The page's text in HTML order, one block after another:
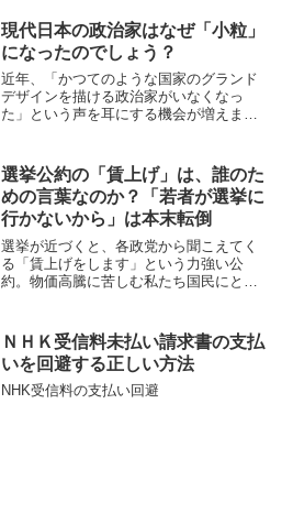
現代日本の政治家はなぜ「小粒」
になったのでしょう？
近年、「かつてのような国家のグランド
デザインを描ける政治家がいなくなっ
た」という声を耳にする機会が増えまし
る姿に失望を感じる国民は少なくありま
せん。なぜ日本の政治家は、有...
選挙公約の「賃上げ」は、誰のた
めの言葉なのか？「若者が選挙に
行かないから」は本末転倒
選挙が近づくと、各政党から聞こえてく
る「賃上げをします」という力強い公
約。物価高騰に苦しむ私たち国民にとっ
う言葉の裏には、日本の経済を支える中
小企業の厳しい現実と、政治...
ＮＨＫ受信料未払い請求書の支払
いを回避する正しい方法
NHK受信料の支払い回避